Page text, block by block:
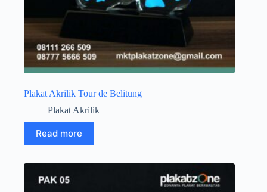
Plakat Akrilik Tour de Belitung
Plakat Akrilik
Read more